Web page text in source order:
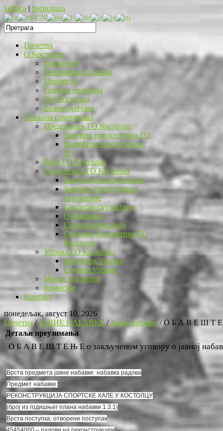
latinica | ћирилица
Почетна
O Костолцу
Историјат
Географски положај
Привреда
Градска општина
Грб Костолца
Важни датуми
Локална самоуправа
Председник ГО Костолац
Заменик председника ГО
Помоћник председника
ГО
Веће ГО Костолац
Скупштина ГО Костолац
Председник скупштине
Заменик председника
скупштине
Секретар скупштине
Одборници
Стална радна тела
Седнице Скупштине ГО
Костолац
Управа ГО Костолац
Начелник Управе
Службе Управе
Месне заједнице
Комисије
Контакт
понедељак, август 10, 2026
Почетна/ЈАВНЕ НАБАВКЕ/Јавне набавке/О Б А В Е Ш Т Е Њ
Детаљи преузимања
О Б А В Е Ш Т Е Њ Е о закљученом уговору о јавној
Врста предмета јавне набавке: набавка радова
Предмет набавке:
РЕКОНСТРУКЦИЈА СПОРТСКЕ ХАЛЕ У КОСТОЛЦУ
(број из годишњег плана набавки 1.3.1)
Врста поступка: отворени поступак